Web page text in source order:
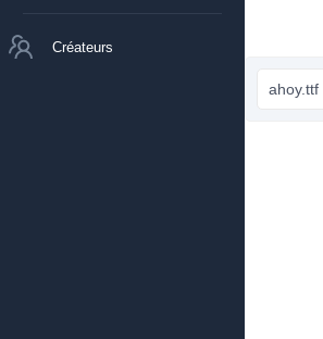
Créateurs
ahoy.ttf